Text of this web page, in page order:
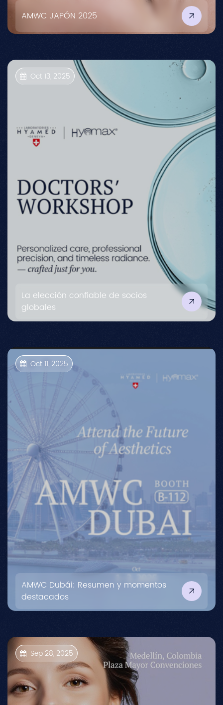
AMWC JAPÓN 2025
Oct 13, 2025
La elección confiable de socios
globales
Oct 11, 2025
AMWC Dubái: Resumen y momentos
destacados
Sep 28, 2025